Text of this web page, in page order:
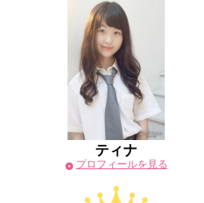
ティナ
プロフィールを見る